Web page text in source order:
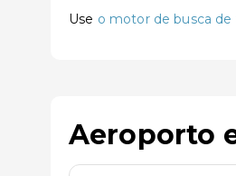
Use o motor de busca de
Aeroporto